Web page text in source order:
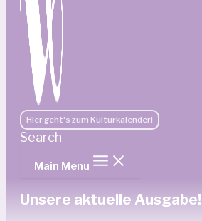
Hier geht's zum Kulturkalender!
Search
Main Menu
Unsere aktuelle Ausgabe!